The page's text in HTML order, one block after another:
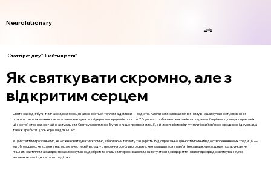
Neurolutionary
Login
Статті розділу "Знайти щастя"
Як святкувати скромно, але з
відкритим серцем
Свята завжди були тим часом, коли серця наповнюються теплом, а домівки — радістю. Але чи замислювалися ви, чому в нашій сучасності, сповненій
розкоші та споживання, так важливо святкувати з відкритим серцем і в простоті? В умовах глобальних викликів та соціальної нерівності, пошук справжніх
цінностей стає надзвичайно актуальним. Святкування може бути не лише проявом емоцій, а й можливістю відчути глибокий зв'язок з родиною і друзями, а
також зробити щось хороше для інших.
У цій статті ми розглянемо, як можна святкувати скромно, зберігаючи теплоту та щирість. Від справжньої цінності моментів до створення нових традицій —
ми обговоримо, як кожен з нас може внести свій вклад у створення особливого свята, яке залишиться в пам'яті не завдяки розкішним подарункам чи
пишним застіллям, а завдяки взаєморозумінню, доброті та спільним переживанням. Приготуйтеся до відкриття нових підходів до святкування, які
наповнять ваші дні світлом і радістю.